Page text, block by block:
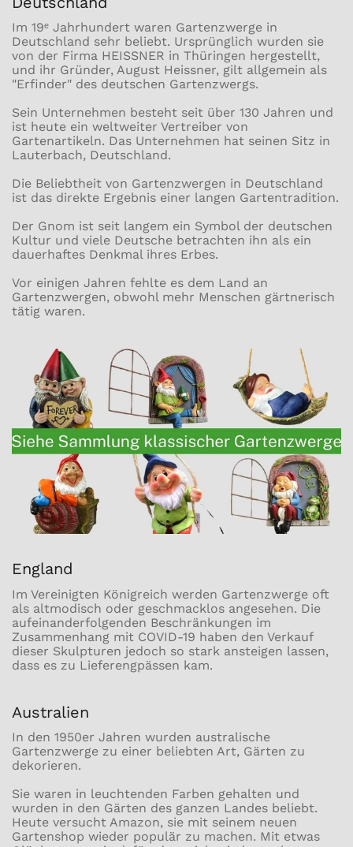
Im 19ᵉ Jahrhundert waren Gartenzwerge in
Deutschland sehr beliebt. Ursprünglich wurden sie
von der Firma HEISSNER in Thüringen hergestellt,
und ihr Gründer, August Heissner, gilt allgemein als
"Erfinder" des deutschen Gartenzwergs.
Sein Unternehmen besteht seit über 130 Jahren und
ist heute ein weltweiter Vertreiber von
Gartenartikeln. Das Unternehmen hat seinen Sitz in
Lauterbach, Deutschland.
Die Beliebtheit von Gartenzwergen in Deutschland
ist das direkte Ergebnis einer langen Gartentradition.
Der Gnom ist seit langem ein Symbol der deutschen
Kultur und viele Deutsche betrachten ihn als ein
dauerhaftes Denkmal ihres Erbes.
Vor einigen Jahren fehlte es dem Land an
Gartenzwergen, obwohl mehr Menschen gärtnerisch
tätig waren.
England
Im Vereinigten Königreich werden Gartenzwerge oft
als altmodisch oder geschmacklos angesehen. Die
aufeinanderfolgenden Beschränkungen im
Zusammenhang mit COVID-19 haben den Verkauf
dieser Skulpturen jedoch so stark ansteigen lassen,
dass es zu Lieferengpässen kam.
Australien
In den 1950er Jahren wurden australische
Gartenzwerge zu einer beliebten Art, Gärten zu
dekorieren.
Sie waren in leuchtenden Farben gehalten und
wurden in den Gärten des ganzen Landes beliebt.
Heute versucht Amazon, sie mit seinem neuen
Gartenshop wieder populär zu machen. Mit etwas